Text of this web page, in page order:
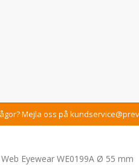
Mejla oss på
Eyewear WE0199A Ø 55 mm